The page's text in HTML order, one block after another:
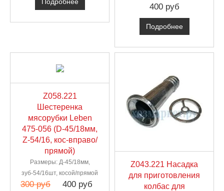
400 руб
Подробнее
Z058.221
Шестеренка
мясорубки Leben
475-056 (D-45/18мм,
Z-54/16, кос-вправо/
прямой)
Размеры: Д-45/18мм,
зуб-54/16шт, косой/прямой
300 руб 400 руб
Z043.221 Насадка
для приготовления
колбас для